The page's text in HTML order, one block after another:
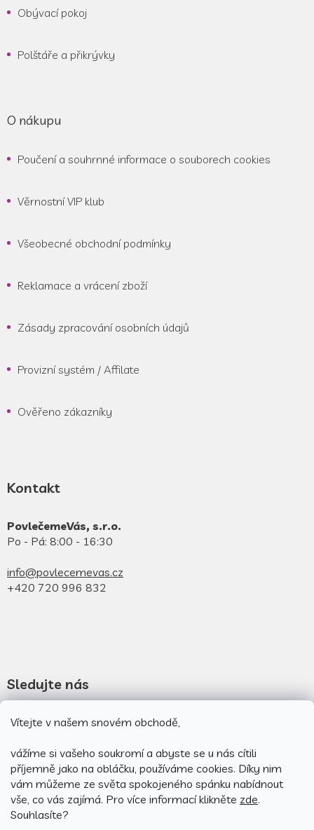
Vítejte v našem snovém obchodě,
vážíme si vašeho soukromí a abyste se u nás cítili
příjemně jako na obláčku, používáme cookies. Díky nim
vám můžeme ze světa spokojeného spánku nabídnout
vše, co vás zajímá. Pro více informací klikněte zde.
Souhlasíte?
Obývací pokoj
Polštáře a přikrývky
O nákupu
Poučení a souhrnné informace o souborech cookies
Věrnostní VIP klub
Všeobecné obchodní podmínky
Reklamace a vrácení zboží
Zásady zpracování osobních údajů
Provizní systém / Affilate
Ověřeno zákazníky
Kontakt
PovlečemeVás, s.r.o.
Po - Pá: 8:00 - 16:30
info@povlecemevas.cz
+420 720 996 832
Sledujte nás
Novinky na facebooku
Novinky na instagramu